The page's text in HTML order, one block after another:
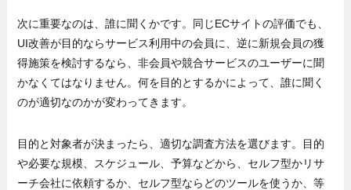
次に重要なのは、誰に聞くかです。同じECサイトの評価でも、
UI改善が目的ならサービス利用中の会員に、逆に新規会員の獲
得施策を検討するなら、非会員や競合サービスのユーザーに聞
かなくてはなりません。何を目的とするかによって、誰に聞く
のが適切なのかが変わってきます。
目的と対象者が決まったら、適切な調査方法を選びます。目的
や必要な規模、スケジュール、予算などから、セルフ型かリサ
ーチ会社に依頼するか、セルフ型ならどのツールを使うか、等